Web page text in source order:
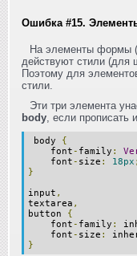
Ошибка #15.
На элементы формы (
действуют стили (для
Поэтому для
стили.
Эти три элемента
body, если прописать
body {
font - family :
font - size : 18px ;
}
input ,
textarea ,
button {
font - family :
font - size :
}